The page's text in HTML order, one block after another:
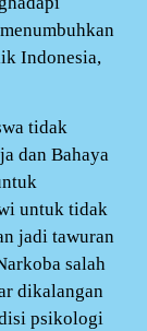
Indonesia,
tidak
dan Bahaya
untuk tidak
jadi tawuran
salah
dikalangan
psikologi